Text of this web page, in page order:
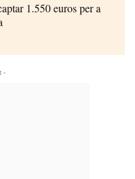
1.550 euros per a
-